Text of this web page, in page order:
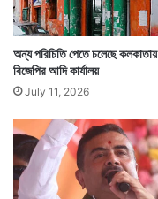
ই
সা
ই
ড
নো
অন্য পরিচিতি পেতে চলেছে কলকাতায়
বিজেপির আদি কার্যালয়
July 11, 2026